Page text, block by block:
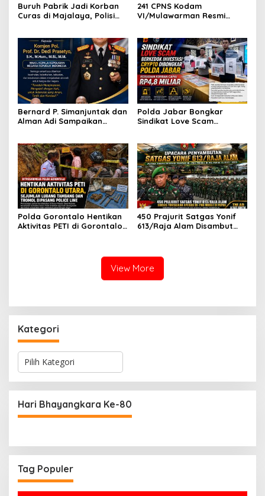
Buruh Pabrik Jadi Korban
Curas di Majalaya, Polisi
241 CPNS Kodam
VI/Mulawarman Resmi
Kementerian Pertahanan
Bernard P. Simanjuntak dan
Alman Adi Sampaikan
Pol. Dedi Prasetyo
Polda Jabar Bongkar
Sindikat Love Scam
Diperkirakan Capai Rp4,8
Miliar
Polda Gorontalo Hentikan
Aktivitas PETI di Gorontalo
450 Prajurit Satgas Yonif
613/Raja Alam Disambut
RI–PNG Mobile di Papua
View More
Kategori
K
e
g
o
r
Hari Bhayangkara Ke-80
Tag Populer